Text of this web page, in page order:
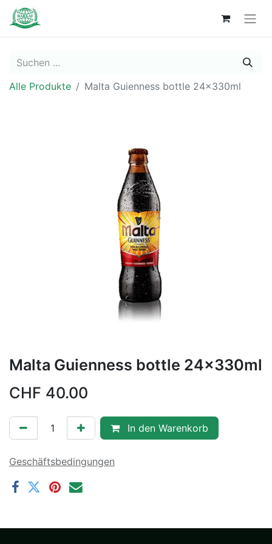
Alle Produkte Malta Guienness bottle 24x330ml
Malta Guienness bottle 24x330ml
CHF 40.00
In den Warenkorb
Geschäftsbedingungen